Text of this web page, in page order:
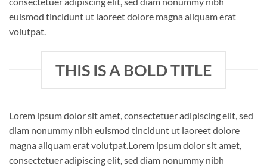
euismod tincidunt ut laoreet dolore magna aliquam erat
volutpat.
THIS IS A BOLD TITLE
Lorem ipsum dolor sit amet, consectetuer adipiscing elit, sed
diam nonummy nibh euismod tincidunt ut laoreet dolore
magna aliquam erat volutpat.Lorem ipsum dolor sit amet,
consectetuer adipiscing elit, sed diam nonummy nibh